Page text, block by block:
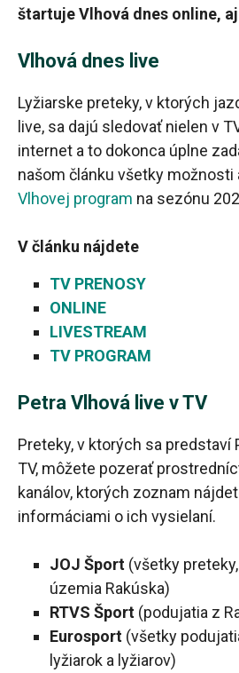
štartuje Vlhová dnes online,
Vlhová dnes live
Lyžiarske preteky, v ktorých
live, sa dajú sledovať nielen v
internet a to dokonca úplne
našom článku všetky
Vlhovej program na sezónu
V článku nájdete
TV PRENOSY
ONLINE
LIVESTREAM
TV PROGRAM
Petra Vlhová live v TV
Preteky, v ktorých sa predstaví
TV, môžete pozerať
kanálov, ktorých zoznam
informáciami o ich vysielaní.
JOJ Šport (všetky
územia Rakúska)
RTVS Šport (podujatia z
Eurosport (všetky
lyžiarok a lyžiarov)